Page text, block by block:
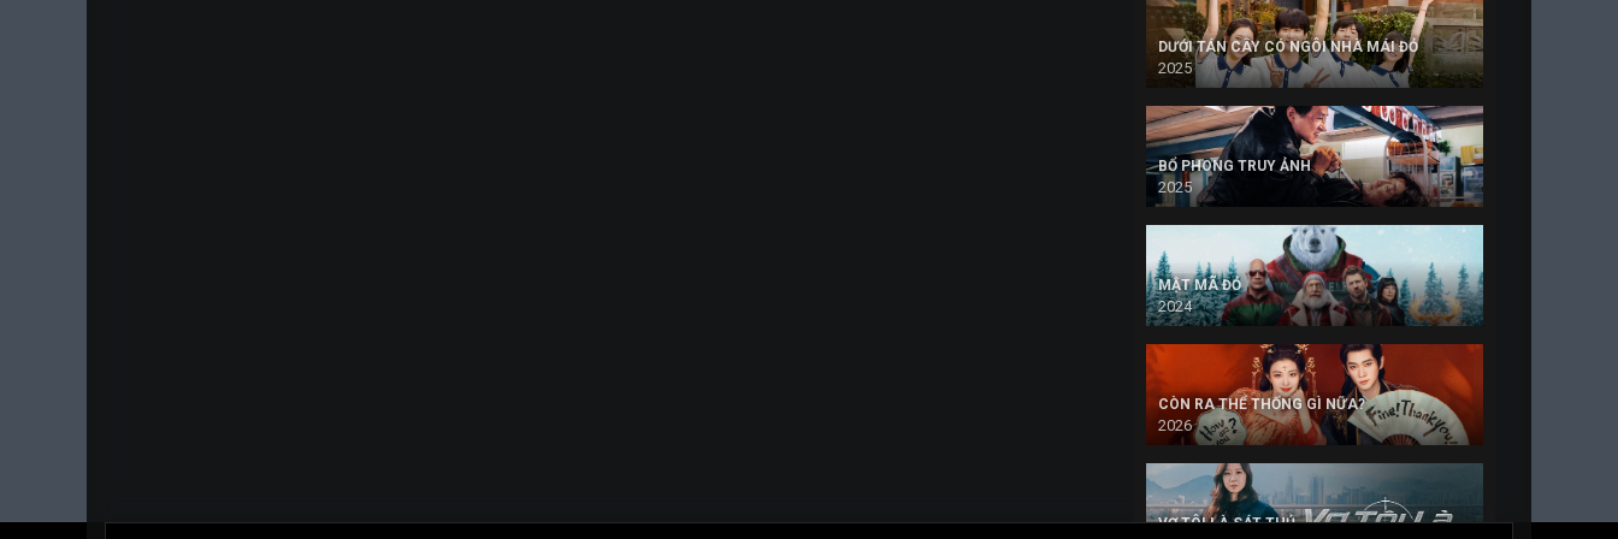
DƯỚI TÁN CÂY CÓ NGÔI NHÀ MÁI ĐỎ
2025
BỔ PHONG TRUY ẢNH
2025
MẬT MÃ ĐỎ
2024
CÒN RA THỂ THỐNG GÌ NỮA?
2026
VỢ TÔI LÀ SÁT THỦ